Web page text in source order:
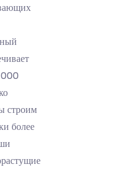
000
строим
более